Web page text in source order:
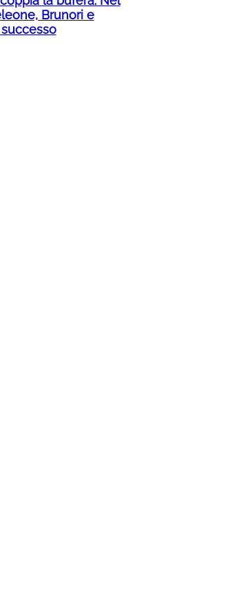
Brunori e
successo